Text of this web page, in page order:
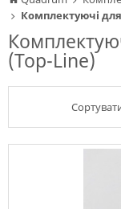
Комплектуючі
(Top-Line)